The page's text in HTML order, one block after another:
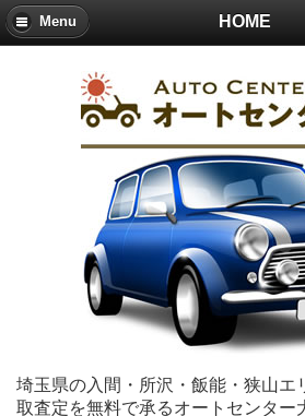
Menu HOME
埼玉県の入間・所沢・飯能・狭山エ
取査定を無料で承るオートセンター